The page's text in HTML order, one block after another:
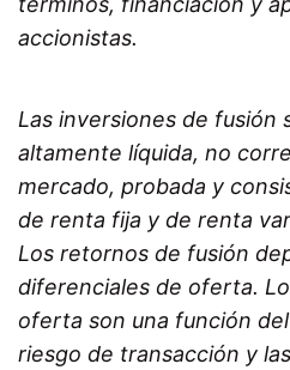
accionistas.
Las inversiones de fusión
altamente líquida, no
mercado, probada y
de renta fija y de renta
Los retornos de fusión
diferenciales de oferta.
oferta son una función
riesgo de transacción y